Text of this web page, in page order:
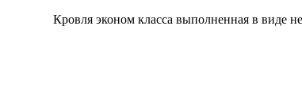
Кровля эконом класса выполненная в виде